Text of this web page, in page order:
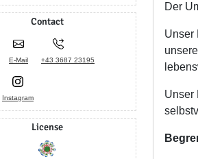
Contact
E-Mail +43 3687 23195
Instagram
License
Der
Unser
Unser